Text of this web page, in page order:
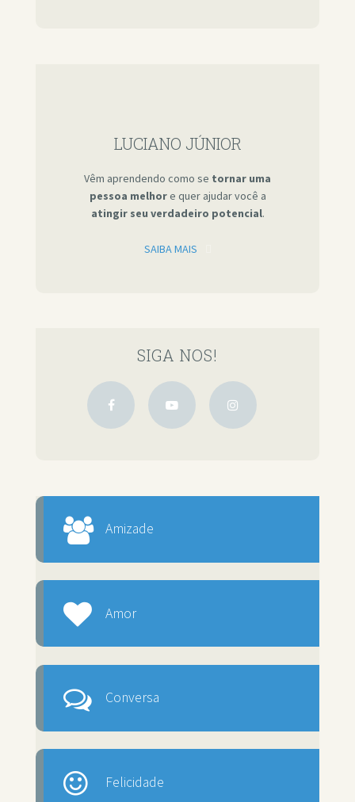
LUCIANO JÚNIOR
Vêm aprendendo como se tornar uma
pessoa melhore quer ajudar você a
atingir seu verdadeiro potencial.
SAIBA MAIS
SIGA NOS!
Amizade
Amor
Conversa
Felicidade